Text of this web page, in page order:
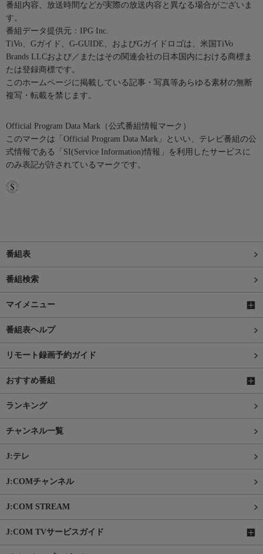
番組内容、放送時間などが実際の放送内容と異なる場合がございま
す。
番組データ提供元：IPG Inc.
TiVo、Gガイド、G-GUIDE、およびGガイドロゴは、米国TiVo
Brands LLCおよび／またはその関連会社の日本国内における商標ま
たは登録商標です。
このホームページに掲載している記事・写真等あらゆる素材の無断
複写・転載を禁じます。
Official Program Data Mark（公式番組情報マーク）
このマークは「Official Program Data Mark」といい、テレビ番組の公
式情報である「SI(Service Information)情報」を利用したサービスに
のみ表記が許されているマークです。
番組表
番組検索
マイメニュー
番組表ヘルプ
リモート録画予約ガイド
おすすめ番組
ランキング
チャンネル一覧
J:テレ
J:COMチャンネル
J:COM STREAM
J:COM TVサービスガイド